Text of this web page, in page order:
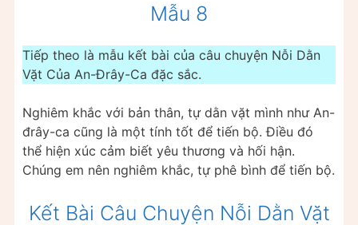
Mẫu 8
Tiếp theo là mẫu kết bài của câu chuyện Nỗi Dằn
Vặt Của An-Đrây-Ca đặc sắc.
Nghiêm khắc với bản thân, tự dằn vặt mình như An-
đrây-ca cũng là một tính tốt để tiến bộ. Điều đó
thể hiện xúc cảm biết yêu thương và hối hận.
Chúng em nên nghiêm khắc, tự phê bình để tiến bộ.
Kết Bài Câu Chuyện Nỗi Dằn Vặt